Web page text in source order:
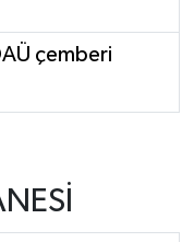
çemberi